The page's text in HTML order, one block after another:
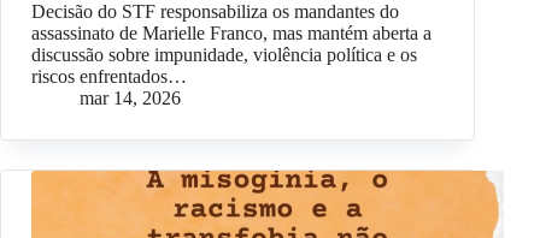
Decisão do STF responsabiliza os mandantes do
assassinato de Marielle Franco, mas mantém aberta a
discussão sobre impunidade, violência política e os
riscos enfrentados…
mar 14, 2026